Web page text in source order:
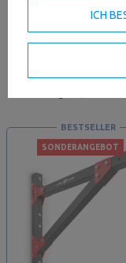
schwarz/blau - Marbo
SONDERANGEBOT
BESTSELLER
ICH